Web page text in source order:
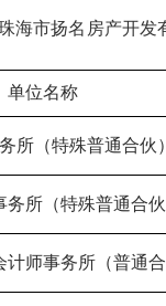
海市扬名房产开
单位名称
所（特殊普通合伙
所（特殊普通合伙
师事务所（普通合